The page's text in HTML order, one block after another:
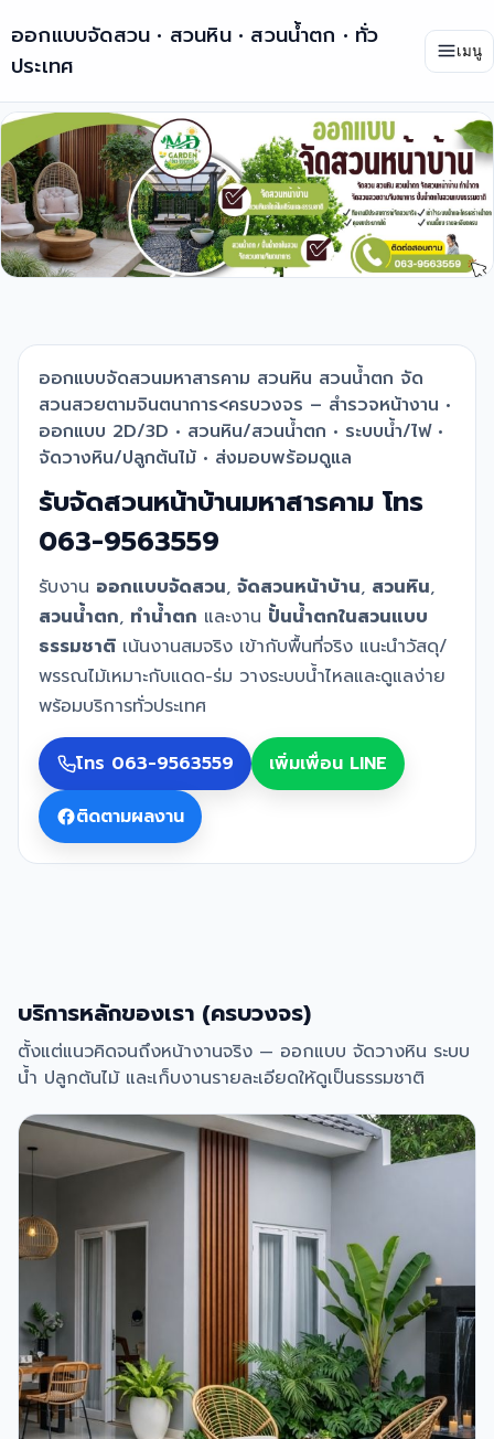
ออกแบบจัดสวน • สวนหิน • สวนน้ำตก • ทั่ว
ประเทศ
เมนู
ออกแบบจัดสวนมหาสารคาม สวนหิน สวนน้ำตก จัด
สวนสวยตามจินตนาการ<ครบวงจร – สำรวจหน้างาน •
ออกแบบ 2D/3D • สวนหิน/สวนน้ำตก • ระบบน้ำ/ไฟ •
จัดวางหิน/ปลูกต้นไม้ • ส่งมอบพร้อมดูแล
รับจัดสวนหน้าบ้านมหาสารคาม โทร
063-9563559
รับงาน ออกแบบจัดสวน, จัดสวนหน้าบ้าน, สวนหิน,
สวนน้ำตก, ทำน้ำตก และงาน ปั้นน้ำตกในสวนแบบ
ธรรมชาติ เน้นงานสมจริง เข้ากับพื้นที่จริง แนะนำวัสดุ/
พรรณไม้เหมาะกับแดด-ร่ม วางระบบน้ำไหลและดูแลง่าย
พร้อมบริการทั่วประเทศ
โทร 063-9563559
เพิ่มเพื่อน LINE
ติดตามผลงาน
บริการหลักของเรา (ครบวงจร)
ตั้งแต่แนวคิดจนถึงหน้างานจริง — ออกแบบ จัดวางหิน ระบบ
น้ำ ปลูกต้นไม้ และเก็บงานรายละเอียดให้ดูเป็นธรรมชาติ